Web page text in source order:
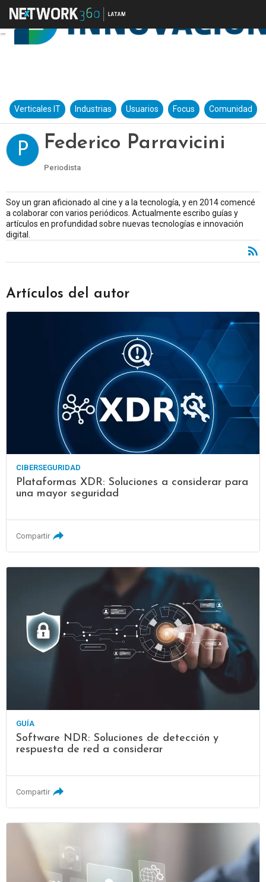
Verticales IT Industrias Usuarios Focus Comunidad
P Federico Parravicini
Periodista
Soy un gran aficionado al cine y a la tecnología, y en 2014 comencé
a colaborar con varios periódicos. Actualmente escribo guías y
artículos en profundidad sobre nuevas tecnologías e innovación
digital.
Artículos del autor
CIBERSEGURIDAD
Plataformas XDR: Soluciones a considerar para
una mayor seguridad
Compartir
GUÍA
Software NDR: Soluciones de detección y
respuesta de red a considerar
Compartir